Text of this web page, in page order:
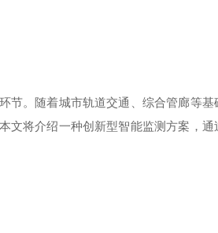
节。随着城市轨道交通、综合管廊等基
文将介绍一种创新型智能监测方案，通